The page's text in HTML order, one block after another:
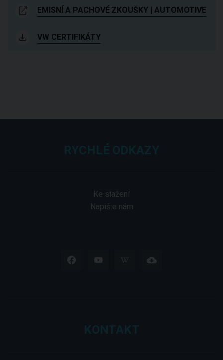
EMISNÍ A PACHOVÉ ZKOUŠKY | AUTOMOTIVE
VW CERTIFIKÁTY
Ke stažení
Napište nám